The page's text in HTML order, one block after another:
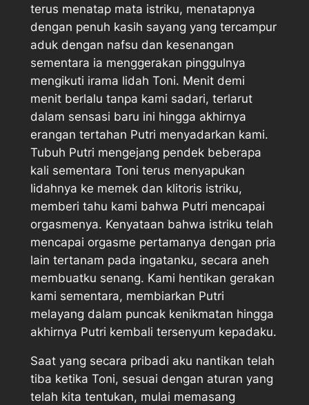
terus menatap mata istriku, menatapnya
dengan penuh kasih sayang yang tercampur
aduk dengan nafsu dan kesenangan
sementara ia menggerakan pinggulnya
mengikuti irama lidah Toni. Menit demi
menit berlalu tanpa kami sadari, terlarut
dalam sensasi baru ini hingga akhirnya
erangan tertahan Putri menyadarkan kami.
Tubuh Putri mengejang pendek beberapa
kali sementara Toni terus menyapukan
lidahnya ke memek dan klitoris istriku,
memberi tahu kami bahwa Putri mencapai
orgasmenya. Kenyataan bahwa istriku telah
mencapai orgasme pertamanya dengan pria
lain tertanam pada ingatanku, secara aneh
membuatku senang. Kami hentikan gerakan
kami sementara, membiarkan Putri
melayang dalam puncak kenikmatan hingga
akhirnya Putri kembali tersenyum kepadaku.
Saat yang secara pribadi aku nantikan telah
tiba ketika Toni, sesuai dengan aturan yang
telah kita tentukan, mulai memasang